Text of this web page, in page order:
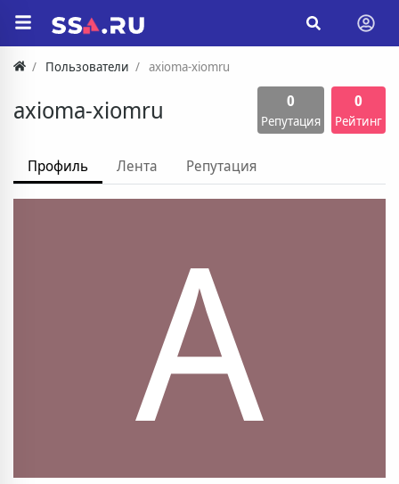
Пользователи axioma-xiomru
axioma-xiomru 0
Репутация
0
Рейтинг
Профиль Лента Репутация
A